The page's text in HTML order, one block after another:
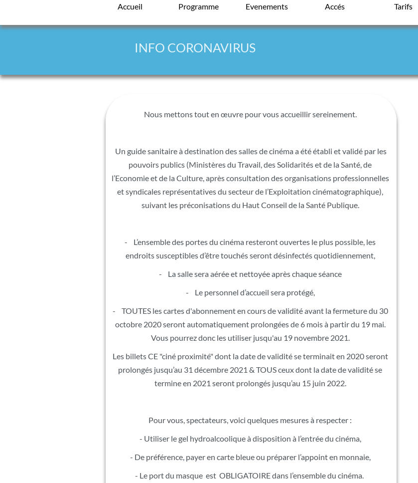
Accueil Programme Evenements Accés Tarifs
INFO CORONAVIRUS
Nous mettons tout en œuvre pour vous accueillir sereinement.
Un guide sanitaire à destination des salles de cinéma a été établi et validé par les
pouvoirs publics (Ministères du Travail, des Solidarités et de la Santé, de
l’Economie et de la Culture, après consultation des organisations professionnelles
et syndicales représentatives du secteur de l’Exploitation cinématographique),
suivant les préconisations du Haut Conseil de la Santé Publique.
- L’ensemble des portes du cinéma resteront ouvertes le plus possible, les
endroits susceptibles d’être touchés seront désinfectés quotidiennement,
- La salle sera aérée et nettoyée après chaque séance
- Le personnel d’accueil sera protégé,
- TOUTES les cartes d'abonnement en cours de validité avant la fermeture du 30
octobre 2020 seront automatiquement prolongées de 6 mois à partir du 19 mai.
Vous pourrez donc les utiliser jusqu'au 19 novembre 2021.
Les billets CE "ciné proximité" dont la date de validité se terminait en 2020 seront
prolongés jusqu’au 31 décembre 2021 & TOUS ceux dont la date de validité se
termine en 2021 seront prolongés jusqu’au 15 juin 2022.
Pour vous, spectateurs, voici quelques mesures à respecter :
- Utiliser le gel hydroalcoolique à disposition à l’entrée du cinéma,
- De préférence, payer en carte bleue ou préparer l’appoint en monnaie,
- Le port du masque est OBLIGATOIRE dans l’ensemble du cinéma.